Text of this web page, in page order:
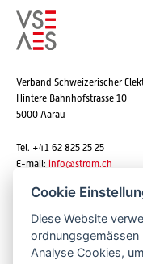
Verband Schweizerischer
Hintere Bahnhofstrasse 10
5000 Aarau
Tel. +41 62 825 25 25
E-mail: info@strom.ch
Cookie
Diese Website
ordnungsgemässen
Analyse Cookies,